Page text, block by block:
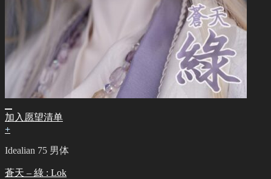
加入愿望清单
+
Idealian 75 男体
蒼天 – 綠 : Lok